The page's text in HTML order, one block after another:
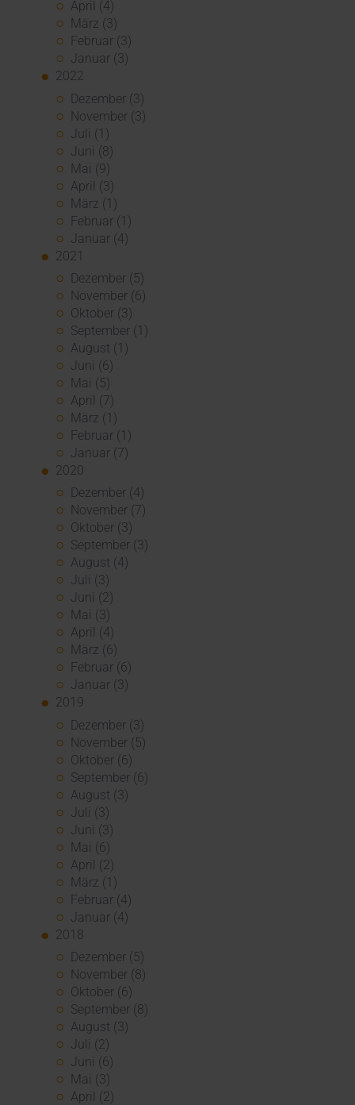
April (4)
März (3)
Februar (3)
Januar (3)
2022
Dezember (3)
November (3)
Juli (1)
Juni (8)
Mai (9)
April (3)
März (1)
Februar (1)
Januar (4)
2021
Dezember (5)
November (6)
Oktober (3)
September (1)
August (1)
Juni (6)
Mai (5)
April (7)
März (1)
Februar (1)
Januar (7)
2020
Dezember (4)
November (7)
Oktober (3)
September (3)
August (4)
Juli (3)
Juni (2)
Mai (3)
April (4)
März (6)
Februar (6)
Januar (3)
2019
Dezember (3)
November (5)
Oktober (6)
September (6)
August (3)
Juli (3)
Juni (3)
Mai (6)
April (2)
März (1)
Februar (4)
Januar (4)
2018
Dezember (5)
November (8)
Oktober (6)
September (8)
August (3)
Juli (2)
Juni (6)
Mai (3)
April (2)